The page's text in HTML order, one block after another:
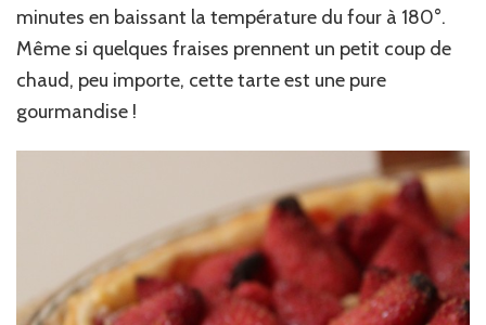
minutes en baissant la température du four à 180°.
Même si quelques fraises prennent un petit coup de
chaud, peu importe, cette tarte est une pure
gourmandise !